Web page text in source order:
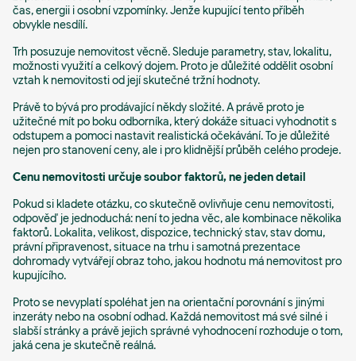
čas, energii i osobní vzpomínky. Jenže kupující tento příběh
obvykle nesdílí.
Trh posuzuje nemovitost věcně. Sleduje parametry, stav, lokalitu,
možnosti využití a celkový dojem. Proto je důležité oddělit osobní
vztah k nemovitosti od její skutečné tržní hodnoty.
Právě to bývá pro prodávající někdy složité. A právě proto je
užitečné mít po boku odborníka, který dokáže situaci vyhodnotit s
odstupem a pomoci nastavit realistická očekávání. To je důležité
nejen pro stanovení ceny, ale i pro klidnější průběh celého prodeje.
Cenu nemovitosti určuje soubor faktorů, ne jeden detail
Pokud si kladete otázku, co skutečně ovlivňuje cenu nemovitosti,
odpověď je jednoduchá: není to jedna věc, ale kombinace několika
faktorů. Lokalita, velikost, dispozice, technický stav, stav domu,
právní připravenost, situace na trhu i samotná prezentace
dohromady vytvářejí obraz toho, jakou hodnotu má nemovitost pro
kupujícího.
Proto se nevyplatí spoléhat jen na orientační porovnání s jinými
inzeráty nebo na osobní odhad. Každá nemovitost má své silné i
slabší stránky a právě jejich správné vyhodnocení rozhoduje o tom,
jaká cena je skutečně reálná.